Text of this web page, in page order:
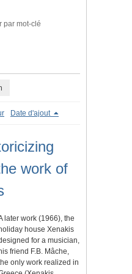
par mot-clé
Date d'ajout
work of
later work (1966), the
holiday house Xenakis
for a musician,
his friend F.B. Mâche,
only work realized in